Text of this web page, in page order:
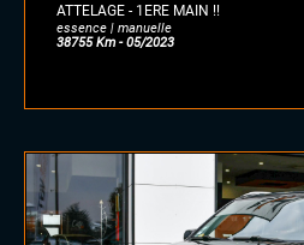
autre
ATTELAGE - 1ERE MAIN !!
essence | manuelle
38755 Km - 05/2023